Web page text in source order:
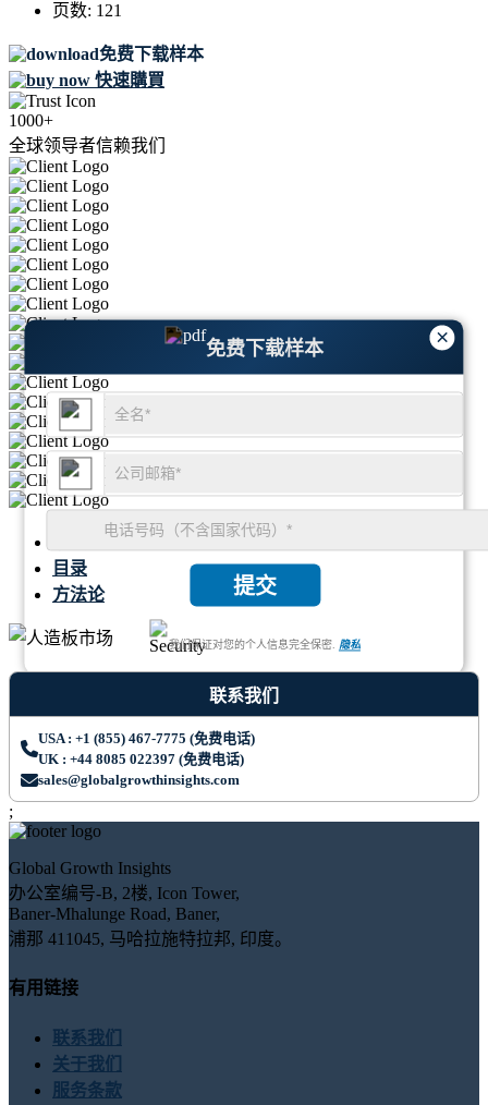
页数: 121
免费下载样本
快速購買
1000+
全球领导者信赖我们
目录
方法论
×
免费下载样本
提交
我们保证对您的个人信息完全保密. 隐私
联系我们
USA : +1 (855) 467-7775 (免费电话)
UK : +44 8085 022397 (免费电话)
sales@globalgrowthinsights.com
;
Global Growth Insights
办公室编号-B, 2楼, Icon Tower,
Baner-Mhalunge Road, Baner,
浦那 411045, 马哈拉施特拉邦, 印度。
有用链接
联系我们
关于我们
服务条款